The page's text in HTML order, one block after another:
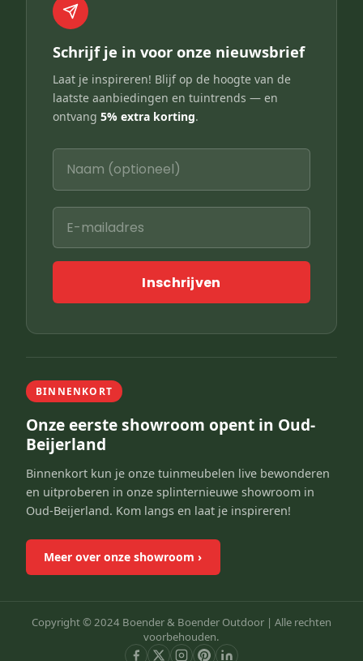
Schrijf je in voor onze nieuwsbrief
Laat je inspireren! Blijf op de hoogte van de
laatste aanbiedingen en tuintrends — en
ontvang 5% extra korting.
Inschrijven
BINNENKORT
Onze eerste showroom opent in Oud-
Beijerland
Binnenkort kun je onze tuinmeubelen live bewonderen
en uitproberen in onze splinternieuwe showroom in
Oud-Beijerland. Kom langs en laat je inspireren!
Meer over onze showroom ›
Copyright © 2024 Boender & Boender Outdoor | Alle rechten
voorbehouden.